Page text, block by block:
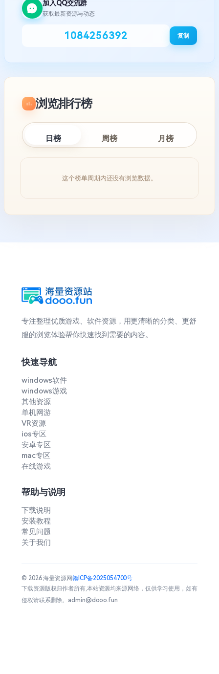
加入QQ交流群
获取最新资源与动态
1084256392 复制
浏览排行榜
日榜 周榜 月榜
这个榜单周期内还没有浏览数据。
专注整理优质游戏、软件资源，用更清晰的分类、更舒
服的浏览体验帮你快速找到需要的内容。
快速导航
windows软件
windows游戏
其他资源
单机网游
VR资源
ios专区
安卓专区
mac专区
在线游戏
帮助与说明
下载说明
安装教程
常见问题
关于我们
© 2026 海量资源网赣ICP备2025054700号
下载资源版权归作者所有,本站资源均来源网络，仅供学习使用，如有
侵权请联系删除。admin@dooo.fun